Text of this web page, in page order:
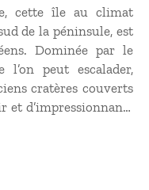
cette île au climat
de la péninsule, est
Dominée par le
peut escalader,
cratères couverts
et d’impressionnants
réputée pour ses